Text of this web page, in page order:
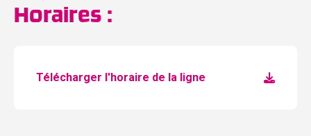
Horaires :
Télécharger l'horaire de la ligne